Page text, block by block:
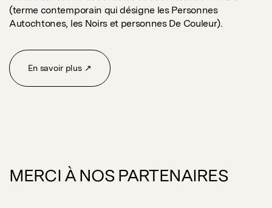
(terme contemporain qui désigne les Personnes
Autochtones, les Noirs et personnes De Couleur).
En savoir plus ↗
MERCI À NOS PARTENAIRES